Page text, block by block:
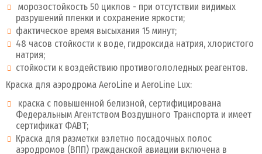
морозостойкость 50 циклов - при отсутствии видимых
разрушений пленки и сохранение яркости;
фактическое время высыхания 15 минут;
48 часов стойкости к воде, гидроксида натрия, хлористого
натрия;
стойкости к воздействию противогололедных реагентов.
Краска для аэродрома AeroLine и AeroLine Lux:
краска с повышенной белизной, сертифицирована
Федеральным Агентством Воздушного Транспорта и имеет
сертификат ФАВТ;
Краска для разметки взлетно посадочных полос
аэродромов (ВПП) гражданской авиации включена в